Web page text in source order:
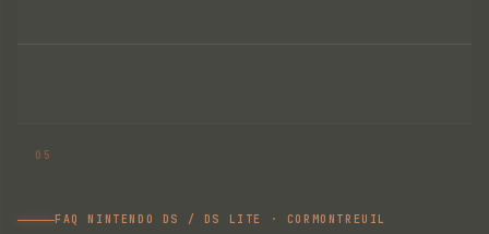
FAQ NINTENDO DS / DS LITE · CORMONTREUIL